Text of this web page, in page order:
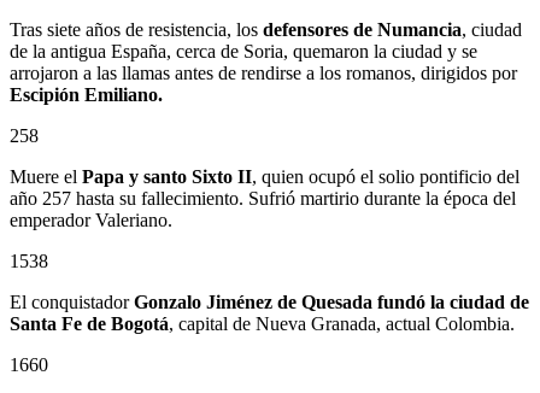
Tras siete años de resistencia, los defensores de Numancia, ciudad
de la antigua España, cerca de Soria, quemaron la ciudad y se
arrojaron a las llamas antes de rendirse a los romanos, dirigidos por
Escipión Emiliano.
258
Muere el Papa y santo Sixto II, quien ocupó el solio pontificio del
año 257 hasta su fallecimiento. Sufrió martirio durante la época del
emperador Valeriano.
1538
El conquistadorGonzalo Jiménez de Quesada fundó la ciudad de
Santa Fe de Bogotá, capital de Nueva Granada, actual Colombia.
1660